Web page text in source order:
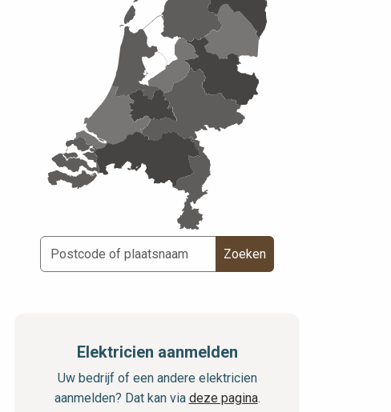
Zoeken
Elektricien aanmelden
Uw bedrijf of een andere elektricien
aanmelden? Dat kan via deze pagina.